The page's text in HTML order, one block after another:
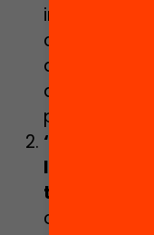
individual
de lectura,
aconseguit
paraula
‘Iaieries’,
les
través de la
combinen